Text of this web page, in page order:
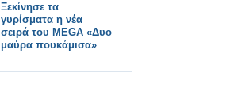
Ξεκίνησε τα
γυρίσματα η νέα
σειρά του MEGA «Δυο
μαύρα πουκάμισα»